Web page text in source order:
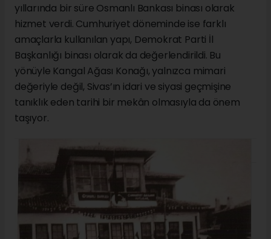
yıllarında bir süre Osmanlı Bankası binası olarak
hizmet verdi. Cumhuriyet döneminde ise farklı
amaçlarla kullanılan yapı, Demokrat Parti İl
Başkanlığı binası olarak da değerlendirildi. Bu
yönüyle Kangal Ağası Konağı, yalnızca mimari
değeriyle değil, Sivas’ın idari ve siyasi geçmişine
tanıklık eden tarihi bir mekân olmasıyla da önem
taşıyor.